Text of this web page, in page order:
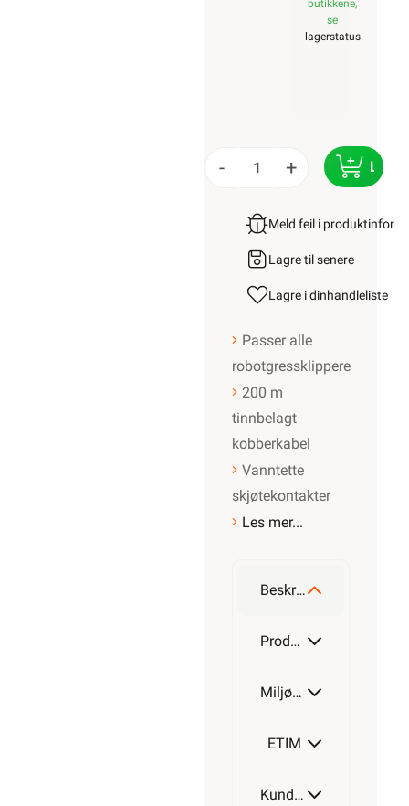
butikkene,
se
lagerstatus
- +
Meld feil i
Lagre til senere
Lagre i dinhandleliste
Passer alle
robotgressklippere
200 m
tinnbelagt
kobberkabel
Vanntette
skjøtekontakter
Les mer...
Beskrivelse
Produktdetaljer
Miljøparametere
ETIM
Kundeomtale